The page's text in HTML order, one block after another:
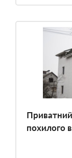
похилого